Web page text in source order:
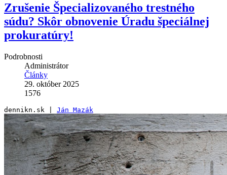
Zrušenie Špecializovaného trestného
súdu? Skôr obnovenie Úradu špeciálnej
prokuratúry!
Podrobnosti
Administrátor
Články
29. október 2025
1576
dennikn.sk | Ján Mazák